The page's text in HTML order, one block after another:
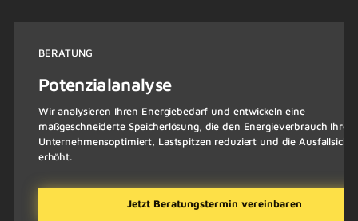
BERATUNG
Potenzialanalyse
Wir analysieren Ihren Energiebedarf und entwickeln eine
maßgeschneiderte Speicherlösung, die den Energieverbrauch Ihres
Unternehmensoptimiert, Lastspitzen reduziert und die
erhöht.
Jetzt Beratungstermin vereinbaren